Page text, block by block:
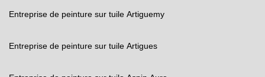
Entreprise de peinture sur tuile Artiguemy
Entreprise de peinture sur tuile Artigues